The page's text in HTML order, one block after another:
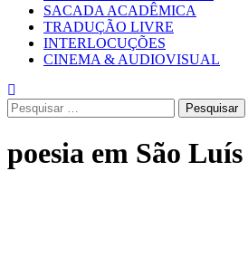
SACADA ACADÊMICA
TRADUÇÃO LIVRE
INTERLOCUÇÕES
CINEMA & AUDIOVISUAL
Pesquisar
por:
poesia em São Luís